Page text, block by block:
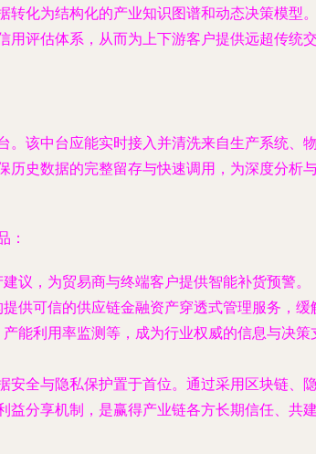
转化为结构化的产业知识图谱和动态决策模型
评估体系，从而为上下游客户提供远超传统
。该中台应能实时接入并清洗来自生产系统、
史数据的完整留存与快速调用，为深度分析
：
议，为贸易商与终端客户提供智能补货预警。
供可信的供应链金融资产穿透式管理服务，缓
能利用率监测等，成为行业权威的信息与决策
安全与隐私保护置于首位。通过采用区块链、
分享机制，是赢得产业链各方长期信任、共建